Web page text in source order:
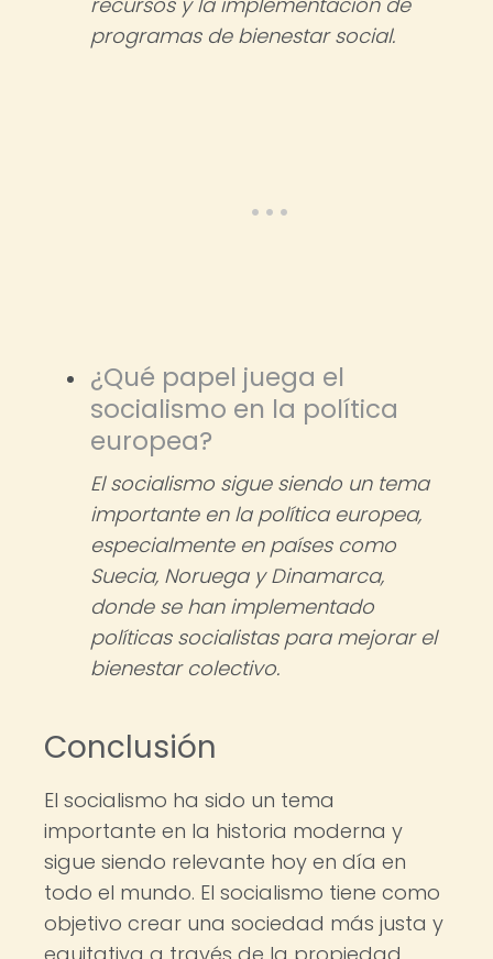
programas de bienestar social.
¿Qué papel juega el
socialismo en la política
europea?
El socialismo sigue siendo un tema
importante en la política europea,
especialmente en países como
Suecia, Noruega y Dinamarca,
donde se han implementado
políticas socialistas para mejorar el
bienestar colectivo.
Conclusión
El socialismo ha sido un tema
importante en la historia moderna y
sigue siendo relevante hoy en día en
todo el mundo. El socialismo tiene como
objetivo crear una sociedad más justa y